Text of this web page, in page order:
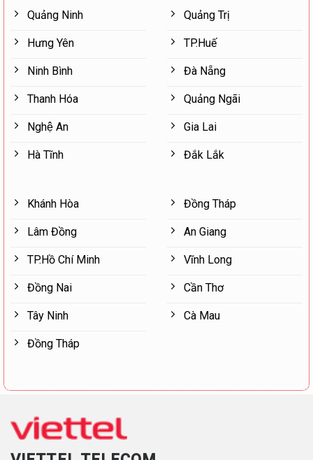
Quảng Ninh
Hưng Yên
Ninh Bình
Thanh Hóa
Nghệ An
Hà Tĩnh
Quảng Trị
TP.Huế
Đà Nẵng
Quảng Ngãi
Gia Lai
Đắk Lắk
Khánh Hòa
Lâm Đồng
TP.Hồ Chí Minh
Đồng Nai
Tây Ninh
Đồng Tháp
Đồng Tháp
An Giang
Vĩnh Long
Cần Thơ
Cà Mau